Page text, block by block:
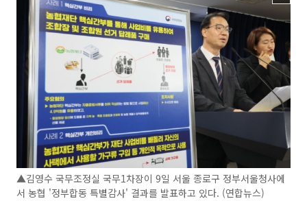
▲김영수 국무조정실 국무1차장이 9일 서울 종로구 정부서울청사에
서 농협 '정부합동 특별감사' 결과를 발표하고 있다. (연합뉴스)